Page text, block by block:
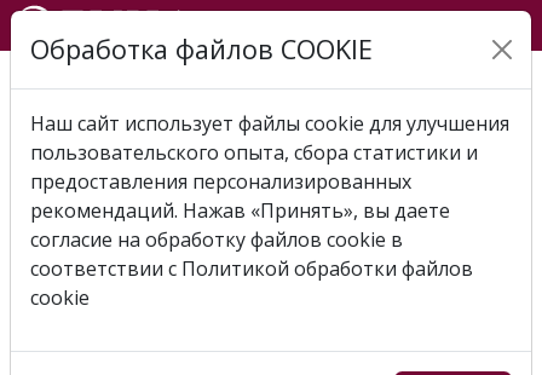
Главная Новости
Как проходит программа
суррогатного материнства?
КАК ПРОХОДИТ
ПРОГРАММА
СУРРОГАТНОГО
МАТЕРИНСТВА?
Обработка файлов COOKIE
Наш сайт использует файлы cookie для улучшения
пользовательского опыта, сбора статистики и
предоставления персонализированных
рекомендаций. Нажав «Принять», вы даете
согласие на обработку файлов cookie в
соответствии с Политикой обработки файлов
cookie